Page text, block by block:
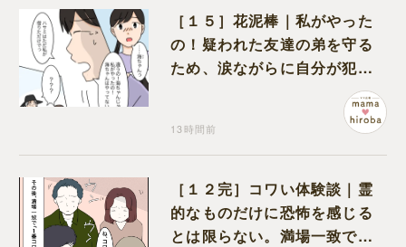
［１５］花泥棒｜私がやった
の！疑われた友達の弟を守る
ため、涙ながらに自分が犯人
13時間前
［１２完］コワい体験談｜霊
的なものだけに恐怖を感じる
とは限らない。満場一致でコ